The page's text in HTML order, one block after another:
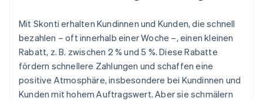
Mit Skonti erhalten Kundinnen und Kunden, die schnell
bezahlen – oft innerhalb einer Woche –, einen kleinen
Rabatt, z. B. zwischen 2 % und 5 %. Diese Rabatte
fördern schnellere Zahlungen und schaffen eine
positive Atmosphäre, insbesondere bei Kundinnen und
Kunden mit hohem Auftragswert. Aber sie schmälern